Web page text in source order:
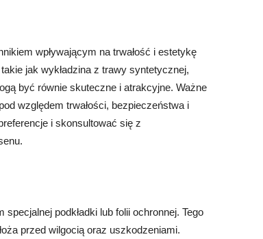
wpływającym na trwałość i estetykę
jak wykładzina z trawy syntetycznej,
być równie skuteczne i atrakcyjne. Ważne
względem trwałości, bezpieczeństwa i
i skonsultować się z
podkładki lub folii ochronnej. Tego
przed wilgocią oraz uszkodzeniami.